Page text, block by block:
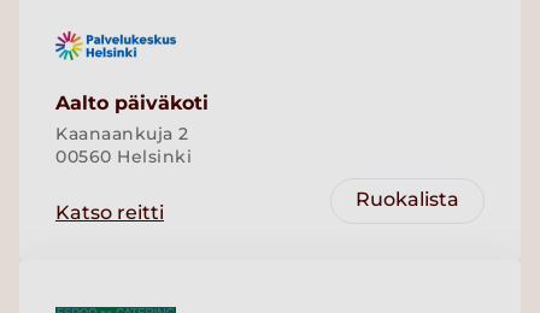
Aalto päiväkoti
Kaanaankuja 2
00560 Helsinki
Katso reitti
Ruokalista